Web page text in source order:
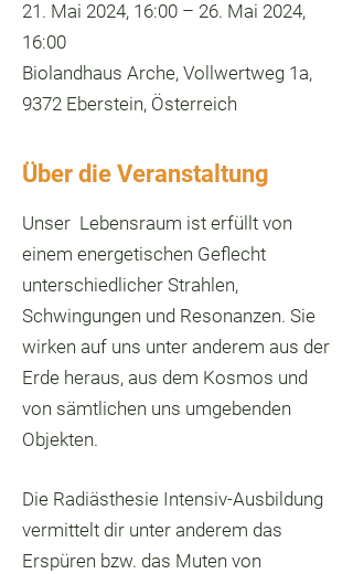
21. Mai 2024, 16:00 – 26. Mai 2024,
16:00
Biolandhaus Arche, Vollwertweg 1a,
9372 Eberstein, Österreich
Über die Veranstaltung
Unser Lebensraum ist erfüllt von
einem energetischen Geflecht
unterschiedlicher Strahlen,
Schwingungen und Resonanzen. Sie
wirken auf uns unter anderem aus der
Erde heraus, aus dem Kosmos und
von sämtlichen uns umgebenden
Objekten.
Die Radiästhesie Intensiv-Ausbildung
vermittelt dir unter anderem das
Erspüren bzw. das Muten von